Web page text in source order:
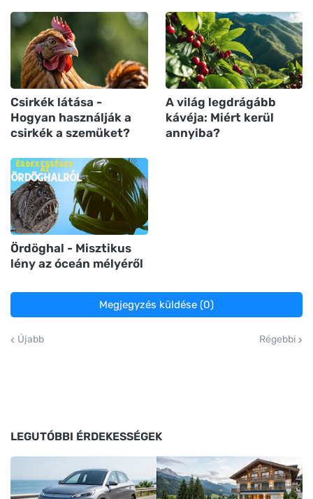
Csirkék látása -
Hogyan használják a
csirkék a szemüket?
A világ legdrágább
kávéja: Miért kerül
annyiba?
Ördöghal - Misztikus
lény az óceán mélyéről
Megjegyzés küldése (0)
Újabb Régebbi
LEGUTÓBBI ÉRDEKESSÉGEK